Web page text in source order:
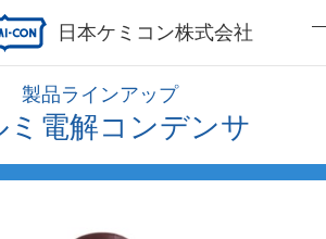
日本ケミコン株式会社
製品ラインアップ
ミ電解コンデンサ